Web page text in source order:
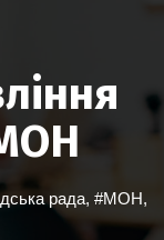
рада, #МОН,